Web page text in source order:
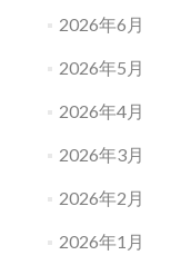
2026年6月
2026年5月
2026年4月
2026年3月
2026年2月
2026年1月